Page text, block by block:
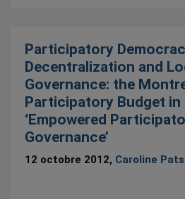
Participatory
Decentralization and
Governance: the
Participatory Budget
‘Empowered
Governance’
12 octobre 2012, Caroline